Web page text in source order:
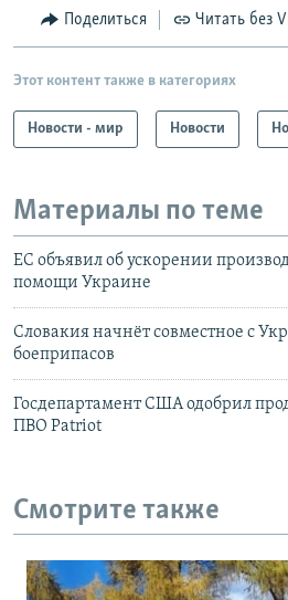
Поделиться Читать без
Этот контент также в категориях
Новости - мир Новости
Материалы по теме
ЕС объявил об ускорении
помощи Украине
Словакия начнёт совместное с
боеприпасов
Госдепартамент США одобрил
ПВО Patriot
Смотрите также